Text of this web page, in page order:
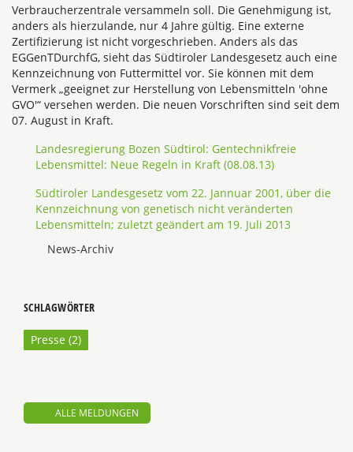
Verbraucherzentrale versammeln soll. Die Genehmigung ist,
anders als hierzulande, nur 4 Jahre gültig. Eine externe
Zertifizierung ist nicht vorgeschrieben. Anders als das
EGGenTDurchfG, sieht das Südtiroler Landesgesetz auch eine
Kennzeichnung von Futtermittel vor. Sie können mit dem
Vermerk „geeignet zur Herstellung von Lebensmitteln 'ohne
GVO'“ versehen werden. Die neuen Vorschriften sind seit dem
07. August in Kraft.
Landesregierung Bozen Südtirol: Gentechnikfreie
Lebensmittel: Neue Regeln in Kraft (08.08.13)
Südtiroler Landesgesetz vom 22. Jannuar 2001, über die
Kennzeichnung von genetisch nicht veränderten
Lebensmitteln; zuletzt geändert am 19. Juli 2013
News-Archiv
SCHLAGWÖRTER
Presse (2)
ALLE MELDUNGEN